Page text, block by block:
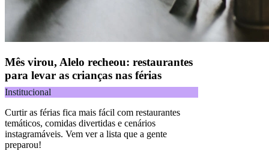
Mês virou, Alelo recheou: restaurantes
para levar as crianças nas férias
Institucional
Curtir as férias fica mais fácil com restaurantes
temáticos, comidas divertidas e cenários
instagramáveis. Vem ver a lista que a gente
preparou!